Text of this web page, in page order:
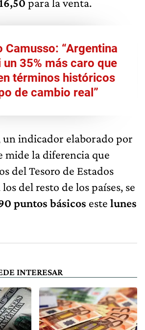
Camusso: “Argentina
35% más caro que
términos históricos
de cambio real”
un indicador elaborado por
mide la diferencia que
del Tesoro de Estados
del resto de los países, se
puntos básicos este lunes
INTERESAR